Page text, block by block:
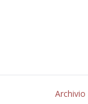
Archivio